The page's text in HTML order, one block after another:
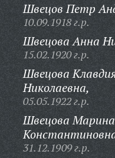
Швецов Петр
10.09.1918 г.р.
Швецова Анна
15.02.1920 г.р.
Швецова
Николаевна,
05.05.1922 г.р.
Швецова Марина
31.12.1909 г.р.